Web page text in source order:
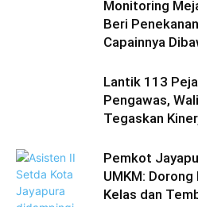
Monitoring
Beri
Capainnya
Lantik 113
Pengawas,
Tegaskan
Pemkot
UMKM:
Kelas dan